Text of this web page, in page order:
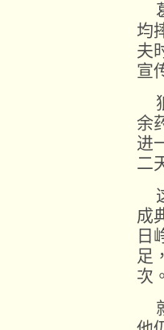
均
夫
宣
余
进
二
成
日
足
次